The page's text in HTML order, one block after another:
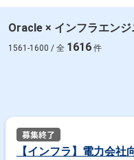
Oracle × インフラエン
1561-1600 / 全 1616 件
【インフラ】電力会